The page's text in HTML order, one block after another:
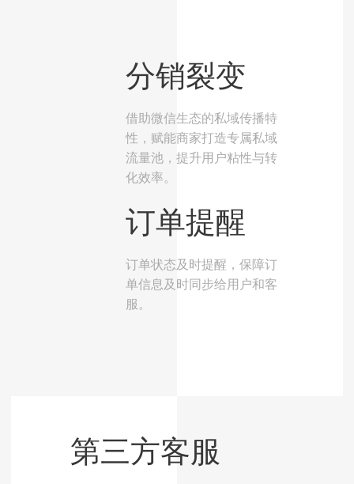
分销裂变
借助微信生态的私域传播特
性，赋能商家打造专属私域
流量池，提升用户粘性与转
化效率。
订单提醒
订单状态及时提醒，保障订
单信息及时同步给用户和客
服。
第三方客服